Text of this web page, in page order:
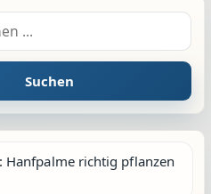
Suchen
Hanfpalme richtig pflanzen